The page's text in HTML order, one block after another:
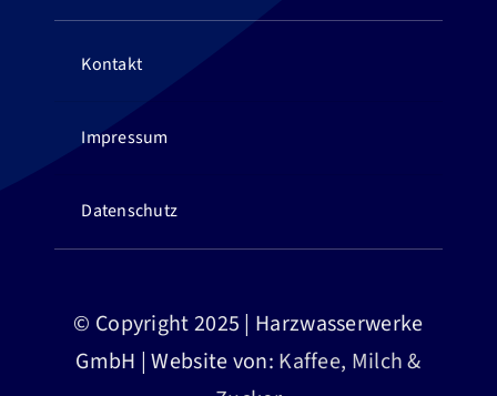
Kontakt
Impressum
Datenschutz
© Copyright 2025 | Harzwasserwerke
GmbH | Website von: Kaffee, Milch &